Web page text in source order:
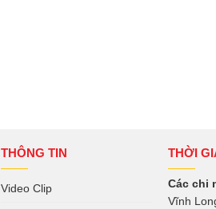
THÔNG TIN
Video Clip
THỜI
Các chi
Vĩnh